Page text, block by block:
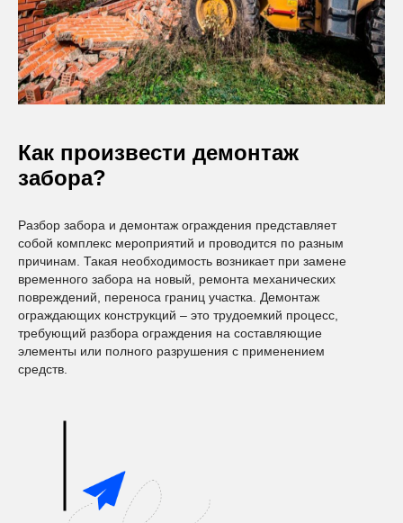
Как произвести демонтаж
забора?
Разбор забора и демонтаж ограждения представляет
собой комплекс мероприятий и проводится по разным
причинам. Такая необходимость возникает при замене
временного забора на новый, ремонта механических
повреждений, переноса границ участка. Демонтаж
ограждающих конструкций ‒ это трудоемкий процесс,
требующий разбора ограждения на составляющие
элементы или полного разрушения с применением
средств.